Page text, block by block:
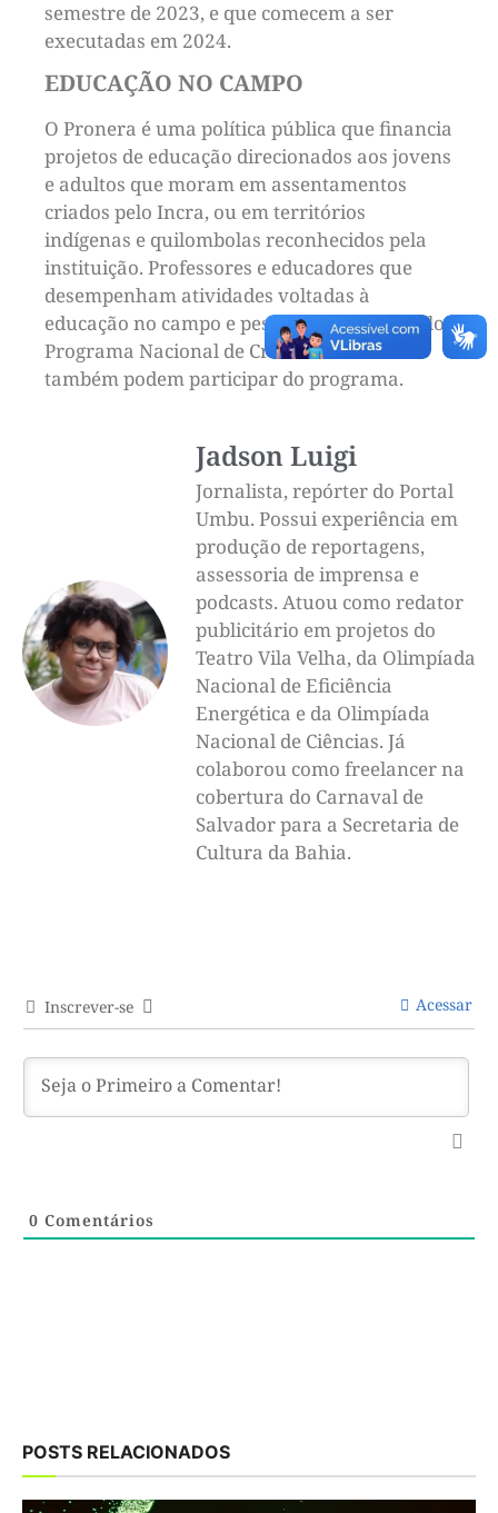
semestre de 2023, e que comecem a ser
executadas em 2024.
EDUCAÇÃO NO CAMPO
O Pronera é uma política pública que financia
projetos de educação direcionados aos jovens
e adultos que moram em assentamentos
criados pelo Incra, ou em territórios
indígenas e quilombolas reconhecidos pela
instituição. Professores e educadores que
desempenham atividades voltadas à
educação no campo e pessoas atendidas pelo
Programa Nacional de Crédito Fundiário
também podem participar do programa.
Jadson Luigi
Jornalista, repórter do Portal
Umbu. Possui experiência em
produção de reportagens,
assessoria de imprensa e
podcasts. Atuou como redator
publicitário em projetos do
Teatro Vila Velha, da Olimpíada
Nacional de Eficiência
Energética e da Olimpíada
Nacional de Ciências. Já
colaborou como freelancer na
cobertura do Carnaval de
Salvador para a Secretaria de
Cultura da Bahia.
Inscrever-se Acessar
0 Comentários
POSTS RELACIONADOS